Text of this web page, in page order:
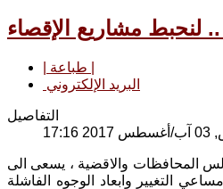
لنحبط مشاريع الإقصاء
البريد الإلكتروني
التفاصيل
المحافظات والاقضية ، يسعى الى
التغيير وابعاد الوجوه الفاشلة